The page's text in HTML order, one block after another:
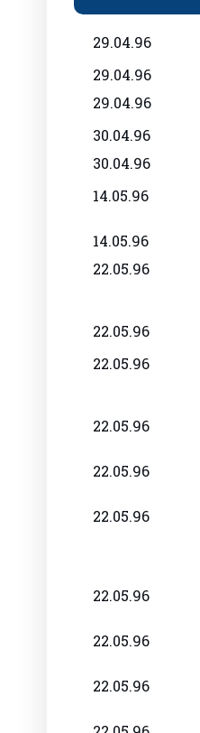
29.04.96
29.04.96
29.04.96
30.04.96
30.04.96
14.05.96
14.05.96
22.05.96
22.05.96
22.05.96
22.05.96
22.05.96
22.05.96
22.05.96
22.05.96
22.05.96
22.05.96